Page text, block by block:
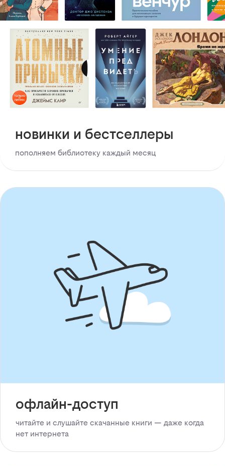
новинки и бестселлеры
пополняем библиотеку каждый месяц
офлайн-доступ
читайте и слушайте скачанные книги — даже когда
нет интернета